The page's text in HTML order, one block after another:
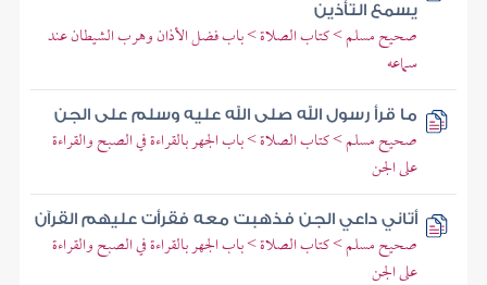
يسمع التأذين
صحيح مسلم > كتاب الصلاة > باب فضل الأذان وهرب الشيطان عند
سماعه
ما قرأ رسول الله صلى الله عليه وسلم على الجن
صحيح مسلم > كتاب الصلاة > باب الجهر بالقراءة في الصبح والقراءة
على الجن
أتاني داعي الجن فذهبت معه فقرأت عليهم القرآن
صحيح مسلم > كتاب الصلاة > باب الجهر بالقراءة في الصبح والقراءة
على الجن